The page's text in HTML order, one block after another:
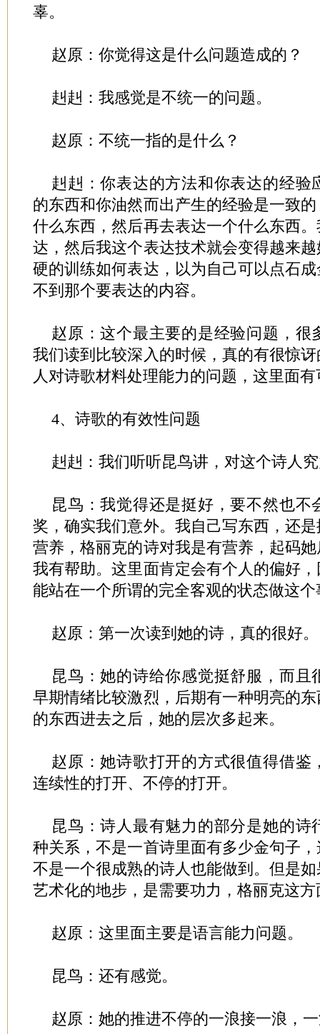
辜。
赵原：你觉得这是什么问题造成的？
赳赳：我感觉是不统一的问题。
赵原：不统一指的是什么？
赳赳：你表达的方法和你表达的经验
的东西和你油然而出产生的经验是一致
什么东西，然后再去表达一个什么东西
达，然后我这个表达技术就会变得越来
硬的训练如何表达，以为自己可以点石
不到那个要表达的内容。
赵原：这个最主要的是经验问题，很
我们读到比较深入的时候，真的有很惊
人对诗歌材料处理能力的问题，这里面
4、诗歌的有效性问题
赳赳：我们听听昆鸟讲，对这个诗人
昆鸟：我觉得还是挺好，要不然也不
奖，确实我们意外。我自己写东西，还
营养，格丽克的诗对我是有营养，起码
我有帮助。这里面肯定会有个人的偏好
能站在一个所谓的完全客观的状态做这个
赵原：第一次读到她的诗，真的很好。
昆鸟：她的诗给你感觉挺舒服，而且
早期情绪比较激烈，后期有一种明亮的
的东西进去之后，她的层次多起来。
赵原：她诗歌打开的方式很值得借鉴
连续性的打开、不停的打开。
昆鸟：诗人最有魅力的部分是她的诗
种关系，不是一首诗里面有多少金句子
不是一个很成熟的诗人也能做到。但是
艺术化的地步，是需要功力，格丽克这
赵原：这里面主要是语言能力问题。
昆鸟：还有感觉。
赵原：她的推进不停的一浪接一浪，